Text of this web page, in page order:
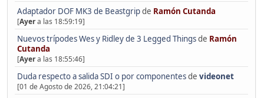
Adaptador DOF MK3 de Beastgripde Ramón Cutanda
[Ayera las 18:59:19]
Nuevos trípodes Wes y Ridley de 3 Legged Thingsde Ramón
Cutanda
[Ayera las 18:55:46]
Duda respecto a salida SDI o por componentesde videonet
[01 de Agosto de 2026, 21:04:21]